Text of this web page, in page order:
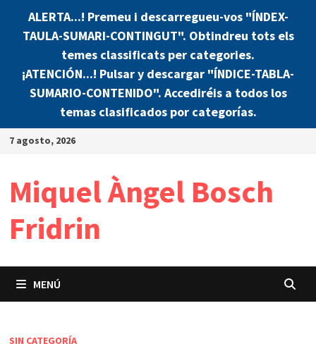
ALERTA...! Premeu i descarregueu-vos "ÍNDEX-
TAULA-SUMARI-CONTINGUT". Obtindreu tots els
temes classificats per categories.
¡ATENCIÓN...! Pulsar y descargar "ÍNDICE-TABLA-
SUMARIO-CONTENIDO". Accediréis a todos los
temas clasificados por categorías.
Saltar
7 agosto, 2026
Miquel Àngel Bosch
Fridrin
MENÚ
SIN CATEGORÍA